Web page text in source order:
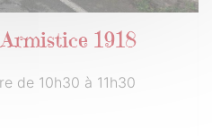
1918
de 10h30 à 11h30